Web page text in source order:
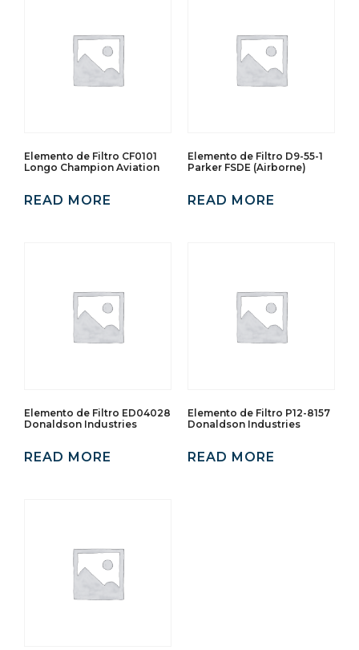
Elemento de Filtro CF0101
Longo Champion Aviation
READ MORE
Elemento de Filtro D9-55-1
Parker FSDE (Airborne)
READ MORE
Elemento de Filtro ED04028
Donaldson Industries
READ MORE
Elemento de Filtro P12-8157
Donaldson Industries
READ MORE